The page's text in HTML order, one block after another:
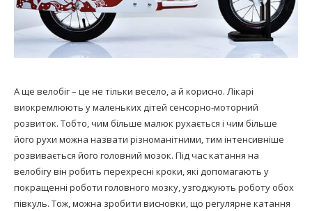
А ще велобіг – це не тільки весело, а й корисно. Лікарі
виокремлюють у маленьких дітей сенсорно-моторний
розвиток. Тобто, чим більше малюк рухається і чим більше
його рухи можна назвати різноманітними, тим інтенсивніше
розвивається його головний мозок. Під час катання на
велобігу він робить перехресні кроки, які допомагають у
покращенні роботи головного мозку, узгоджують роботу обох
півкуль. Тож, можна зробити висновки, що регулярне катання